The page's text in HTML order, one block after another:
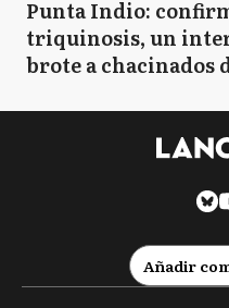
Punta Indio:
triquinosis, un
brote a chacinados
Añadir